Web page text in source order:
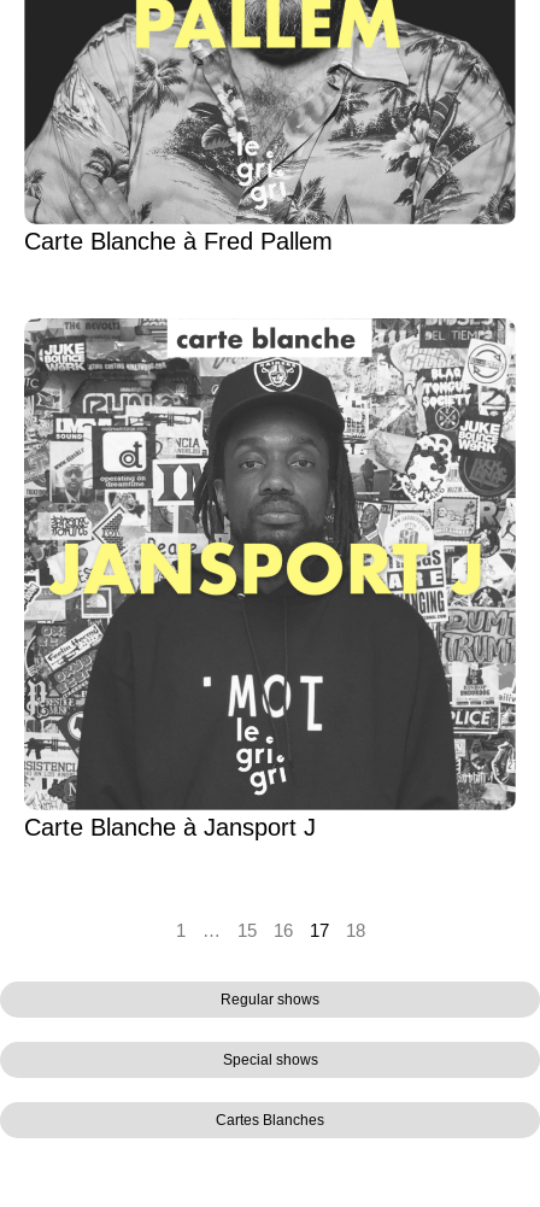
Regular shows
Special shows
Cartes Blanches
Carte Blanche à Fred Pallem
Carte Blanche à Jansport J
1 … 15 16 17 18